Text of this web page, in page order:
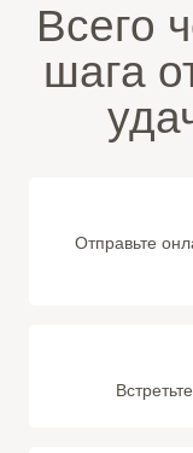
Всего
шага
Отправьте